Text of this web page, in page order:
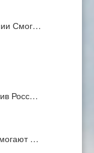
Смог…
Росс…
…